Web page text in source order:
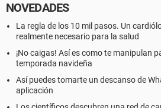
NOVEDADES
La regla de los 10 mil pasos. Un
realmente necesario para la salud
¡No caigas! Así es como te manipulan
temporada navideña
Así puedes tomarte un descanso de
aplicación